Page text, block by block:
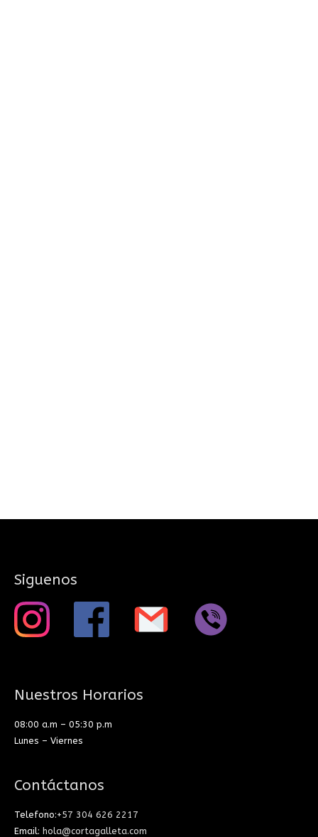
Siguenos
Nuestros Horarios
08:00 a.m – 05:30 p.m
Lunes – Viernes
Contáctanos
Telefono:+57 304 626 2217
Email: hola@cortagalleta.com